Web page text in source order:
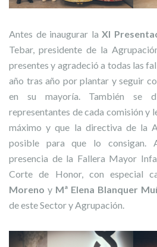
Antes de inaugurar la XI
Tebar, presidente de la
presentes y agradeció a todas las
año tras año por plantar y seguir
en su mayoría. También se
representantes de cada comisión y
máximo y que la directiva de la
posible para que lo consigan.
presencia de la Fallera Mayor
Corte de Honor, con especial
Moreno y Mª Elena Blanquer
de este Sector y Agrupación.